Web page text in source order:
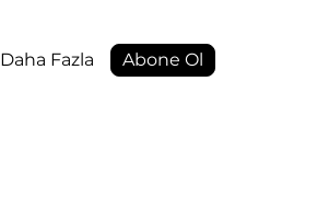
Daha Fazla Abone Ol